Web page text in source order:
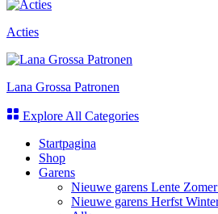
Acties
Lana Grossa Patronen
Explore All Categories
Startpagina
Shop
Garens
Nieuwe garens Lente
Nieuwe garens Herfst